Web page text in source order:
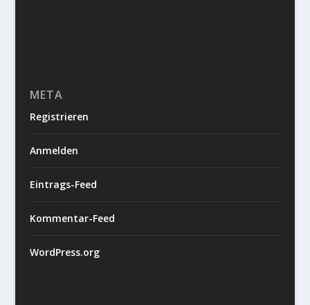
META
Registrieren
Anmelden
Eintrags-Feed
Kommentar-Feed
WordPress.org